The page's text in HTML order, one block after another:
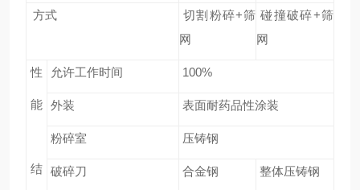
方式
切割粉碎+筛
网
碰撞破碎+筛
网
性
能
结
允许工作时间 100%
外装 表面耐药品性涂装
粉碎室 压铸钢
破碎刀 合金钢 整体压铸钢